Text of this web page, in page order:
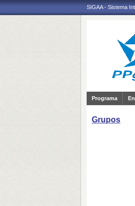
SIGAA - Sistema
Programa
Grupos